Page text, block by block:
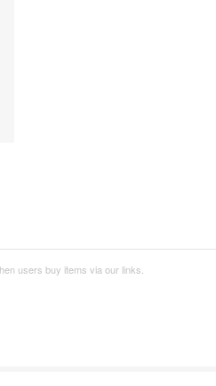
users buy items via our links.